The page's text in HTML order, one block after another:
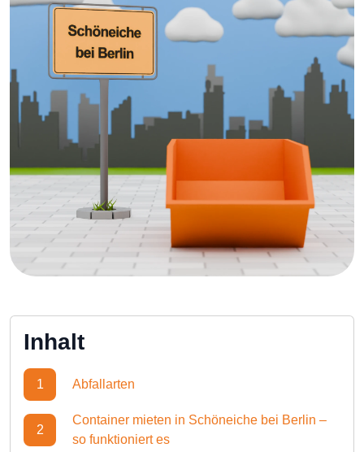
Inhalt
1 Abfallarten
2
Container mieten in Schöneiche bei Berlin –
so funktioniert es